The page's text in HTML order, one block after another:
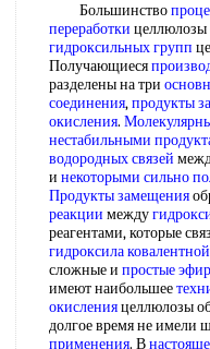
Большинство
переработки целлюлозы
гидроксильных групп
Получающиеся
разделены на три
соединения,продукты
окисления.
нестабильными
водородных связей
и некоторыми сильно
Продукты замещения
реакции между
реагентами, которые
гидроксила
сложные и простые
имеют наибольшее
окисленияцеллюлозы
долгое время не имели
применения. В